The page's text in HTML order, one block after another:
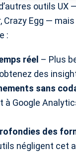
outils UX
Crazy Egg —
:
réel – Plus
des
sans
à Google
des
négligent cet